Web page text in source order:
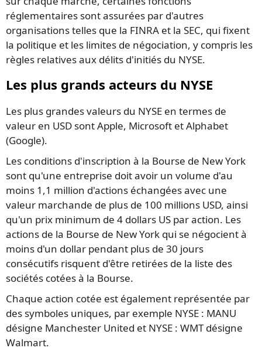
réglementaires sont assurées par d'autres
organisations telles que la FINRA et la SEC, qui fixent
la politique et les limites de négociation, y compris les
règles relatives aux délits d'initiés du NYSE.
Les plus grands acteurs du NYSE
Les plus grandes valeurs du NYSE en termes de
valeur en USD sont Apple, Microsoft et Alphabet
(Google).
Les conditions d'inscription à la Bourse de New York
sont qu'une entreprise doit avoir un volume d'au
moins 1,1 million d'actions échangées avec une
valeur marchande de plus de 100 millions USD, ainsi
qu'un prix minimum de 4 dollars US par action. Les
actions de la Bourse de New York qui se négocient à
moins d'un dollar pendant plus de 30 jours
consécutifs risquent d'être retirées de la liste des
sociétés cotées à la Bourse.
Chaque action cotée est également représentée par
des symboles uniques, par exemple NYSE : MANU
désigne Manchester United et NYSE : WMT désigne
Walmart.